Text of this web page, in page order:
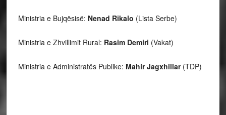
Ministria e Bujqësisë: Nenad Rikalo (Lista Serbe)
Ministria e Zhvillimit Rural: Rasim Demiri (Vakat)
Ministria e Administratës Publike: Mahir Jagxhillar (TDP)